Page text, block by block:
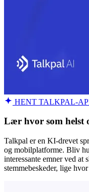
HENT TALKPAL-
Lær hvor som helst
Talkpal er en KI-drevet
og mobilplatforme. Bliv
interessante emner ved at
stemmebeskeder, lige